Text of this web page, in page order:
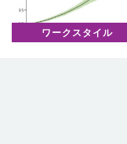
ワークスタイル